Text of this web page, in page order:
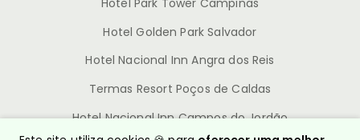
Hotel Golden Park Salvador
Hotel Nacional Inn Angra dos Reis
Termas Resort Poços de Caldas
Hotel Nacional Inn Campos do Jordão